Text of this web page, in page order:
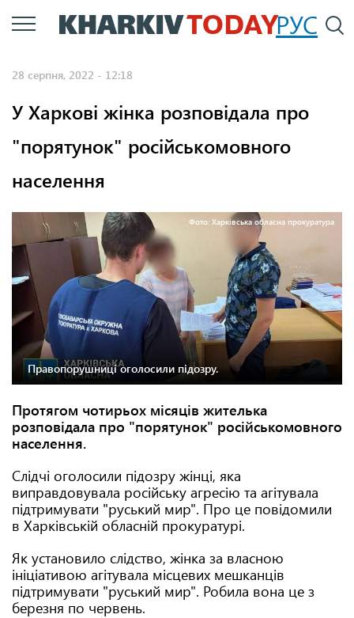
Перейти
до
РУС
28 серпня, 2022 - 12:18
У Харкові жінка розповідала про
"порятунок" російськомовного
населення
Фото: Харківська обласна прокуратура
Правопорушниці оголосили підозру.
Протягом чотирьох місяців жителька
розповідала про "порятунок" російськомовного
населення.
Слідчі оголосили підозру жінці, яка
виправдовувала російську агресію та агітувала
підтримувати "руський мир". Про це повідомили
в Харківській обласній прокуратурі.
Як установило слідство, жінка за власною
ініціативою агітувала місцевих мешканців
підтримувати "руський мир". Робила вона це з
березня по червень.